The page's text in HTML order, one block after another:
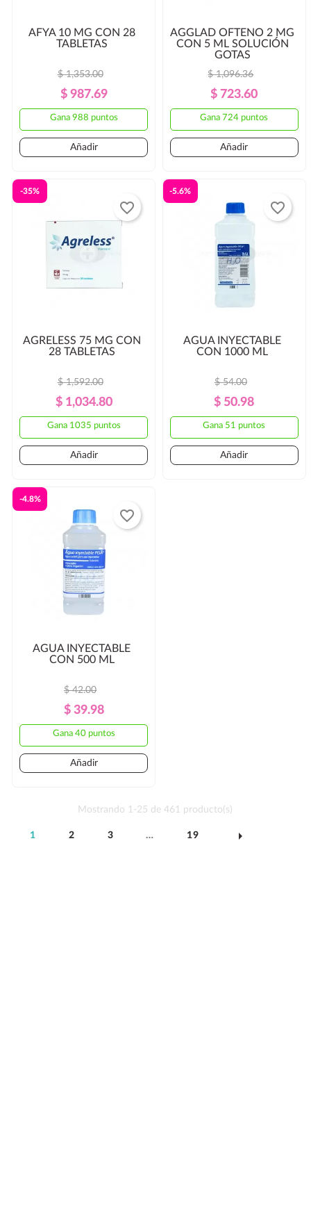
AFYA 10 MG CON 28
TABLETAS
Precio
Regular
$ 1,353.00
Precio
$ 987.69
Gana 988 puntos
Añadir
AGGLAD OFTENO 2 MG
CON 5 ML SOLUCIÓN
GOTAS
Precio
Regular
$ 1,096.36
Precio
$ 723.60
Gana 724 puntos
Añadir
AGRELESS 75 MG CON
28 TABLETAS
Precio
Regular
$ 1,592.00
Precio
$ 1,034.80
Gana 1035 puntos
-35%
Añadir
favorite_border
AGUA INYECTABLE
CON 1000 ML
Precio
Regular
$ 54.00
Precio
$ 50.98
Gana 51 puntos
-5.6%
Añadir
favorite_border
AGUA INYECTABLE
CON 500 ML
Precio
Regular
$ 42.00
Precio
$ 39.98
Gana 40 puntos
-4.8%
Añadir
favorite_border
Mostrando 1-25 de 461 producto(s)
1 2 3 … 19 arrow_right